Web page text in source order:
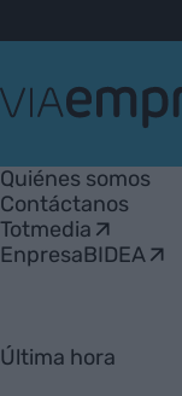
Empresa
Quiénes somos
Contáctanos
Totmedia
EnpresaBIDEA
Última hora